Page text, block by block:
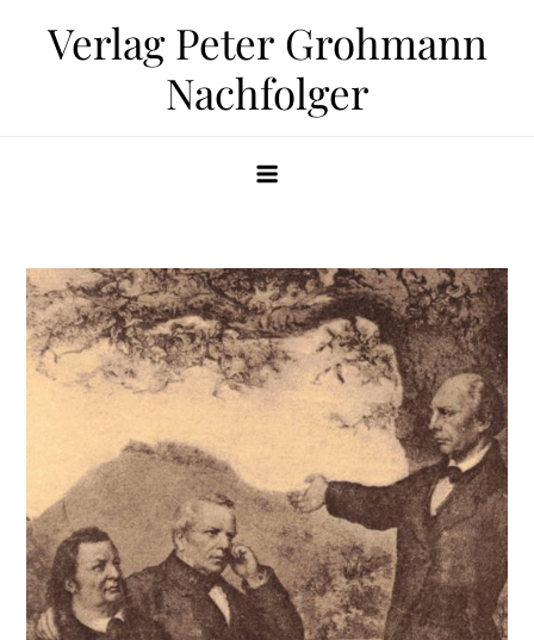
Verlag Peter Grohmann
Nachfolger